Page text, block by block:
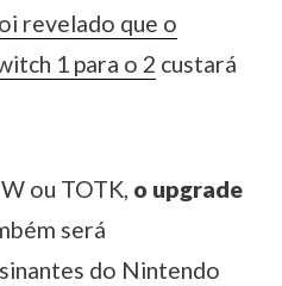
revelado que o
1 para o 2 custará
ou TOTK, o upgrade
será
do Nintendo